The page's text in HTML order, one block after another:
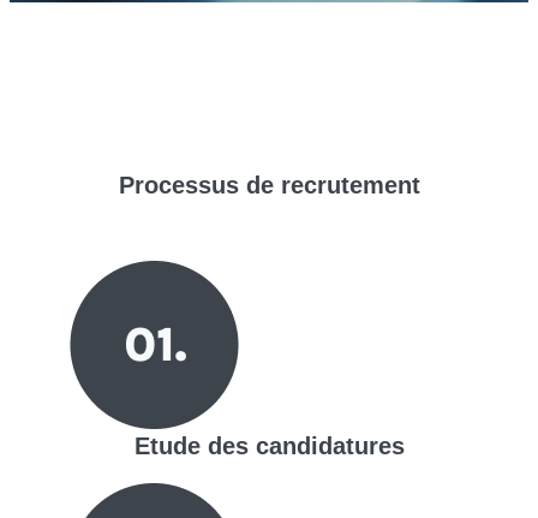
Processus de recrutement
Etude des candidatures